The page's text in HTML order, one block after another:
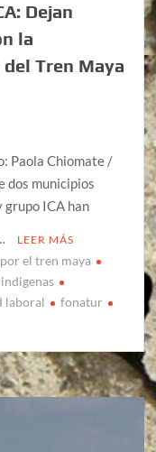
Dejan
la
Tren Maya
Paola Chiomate /
dos municipios
grupo ICA han
LEER MÁS
el tren maya
laboral
fonatur